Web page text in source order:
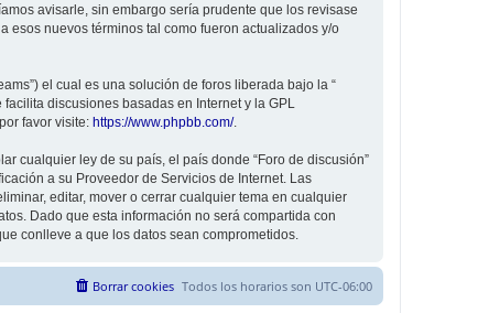
avisarle, sin embargo sería prudente que los revisase
esos nuevos términos tal como fueron actualizados y/o
el cual es una solución de foros liberada bajo la “
facilita discusiones basadas en Internet y la GPL
favor visite: https://www.phpbb.com/.
cualquier ley de su país, el país donde “Foro de discusión”
a su Proveedor de Servicios de Internet. Las
editar, mover o cerrar cualquier tema en cualquier
Dado que esta información no será compartida con
conlleve a que los datos sean comprometidos.
Todos los horarios son UTC-06:00
Borrar cookies